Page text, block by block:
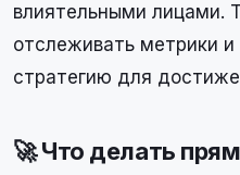
влиятельными лицами.
отслеживать метрики и
стратегию для
🚀 Что делать